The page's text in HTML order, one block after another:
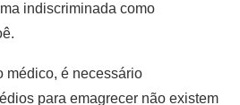
indiscriminada como
médico, é necessário
para emagrecer não existem